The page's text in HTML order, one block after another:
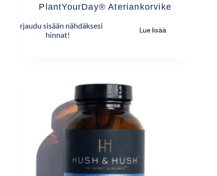
PlantYourDay® Ateriankorvike
Kirjaudu sisään nähdäksesi
hinnat!
Lue lisää